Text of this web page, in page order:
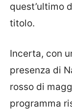
quest’ultimo
titolo.
Incerta, con
presenza di
rosso di
programma